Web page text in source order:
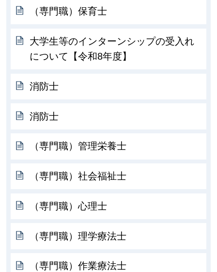
（専門職）保育士
大学生等のインターンシップの受入れ
について【令和8年度】
消防士
消防士
（専門職）管理栄養士
（専門職）社会福祉士
（専門職）心理士
（専門職）理学療法士
（専門職）作業療法士